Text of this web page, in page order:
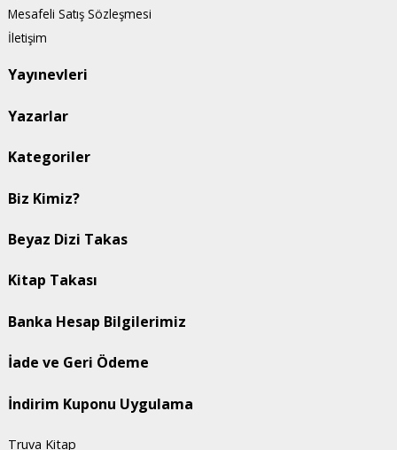
Mesafeli Satış Sözleşmesi
İletişim
Yayınevleri
Yazarlar
Kategoriler
Biz Kimiz?
Beyaz Dizi Takas
Kitap Takası
Banka Hesap Bilgilerimiz
İade ve Geri Ödeme
İndirim Kuponu Uygulama
Truva Kitap